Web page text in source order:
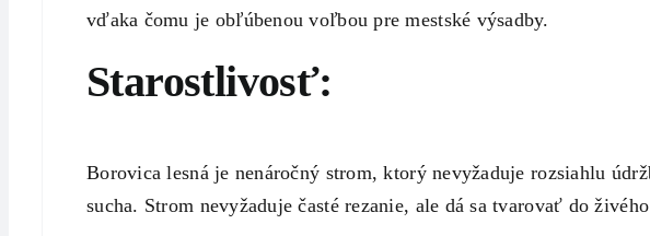
vďaka čomu je obľúbenou voľbou pre mestské výsadby.
Starostlivosť:
Borovica lesná je nenáročný strom, ktorý nevyžaduje rozsiahlu
sucha. Strom nevyžaduje časté rezanie, ale dá sa tvarovať do